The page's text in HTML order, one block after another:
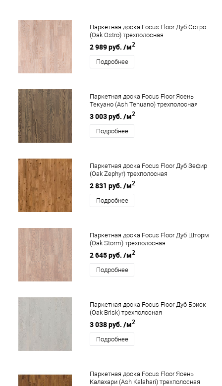
Паркетная доска Focus Floor Дуб Остро
(Oak Ostro) трехполосная
2 989 руб. /м2
Подробнее
Паркетная доска Focus Floor Ясень
Текуано (Ash Tehuano) трехполосная
3 003 руб. /м2
Подробнее
Паркетная доска Focus Floor Дуб Зефир
(Oak Zephyr) трехполосная
2 831 руб. /м2
Подробнее
Паркетная доска Focus Floor Дуб Шторм
(Oak Storm) трехполосная
2 645 руб. /м2
Подробнее
Паркетная доска Focus Floor Дуб Бриск
(Oak Brisk) трехполосная
3 038 руб. /м2
Подробнее
Паркетная доска Focus Floor Ясень
Калахари (Ash Kalahari) трехполосная